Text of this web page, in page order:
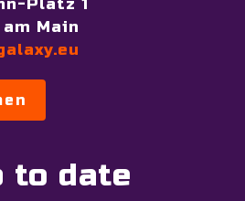
Main
to date